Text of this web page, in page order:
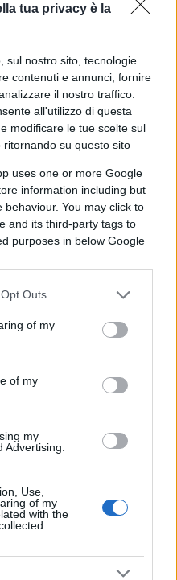
tua privacy è la
sul nostro sito, tecnologie
contenuti e annunci, fornire
il nostro traffico.
all'utilizzo di questa
modificare le tue scelte sul
su questo sito
uses one or more Google
information including but
You may click to
and its third-party tags to
purposes in below Google
Outs
of my
of my
my
Advertising.
Use,
of my
with the
progressista
così severe nei
emerge con
divisioni interne. Non